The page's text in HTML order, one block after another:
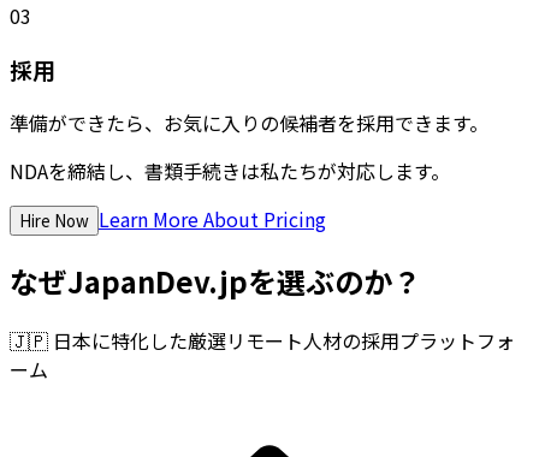
03
採用
準備ができたら、お気に入りの候補者を採用できます。
NDAを締結し、書類手続きは私たちが対応します。
Hire Now Learn More About Pricing
なぜJapanDev.jpを選ぶのか？
🇯🇵 日本に特化した厳選リモート人材の採用プラットフォ
ーム